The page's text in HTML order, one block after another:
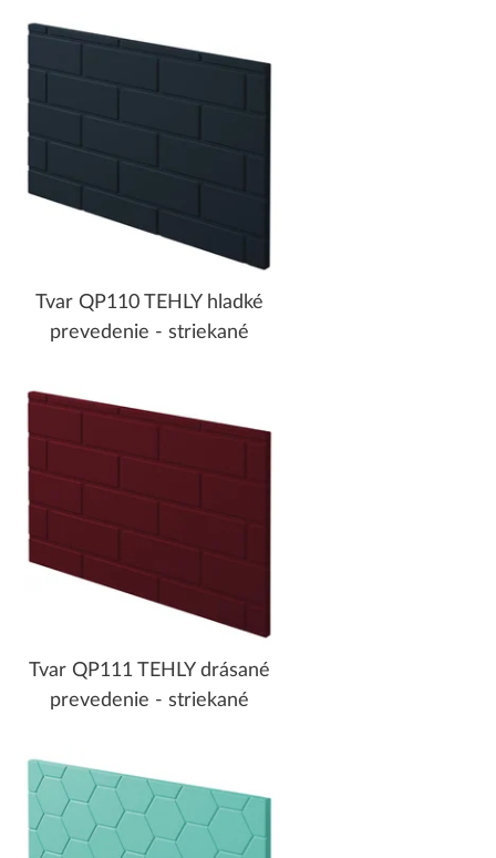
Tvar QP110 TEHLY hladké
prevedenie - striekané
Tvar QP111 TEHLY drásané
prevedenie - striekané